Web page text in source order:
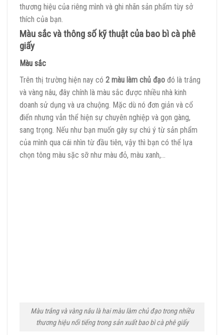
thương hiệu của riêng mình và ghi nhãn sản phẩm tùy sở
thích của bạn.
Màu sắc và thông số kỹ thuật của bao bì cà phê
giấy
Màu sắc
Trên thị trường hiện nay có 2 màu làm chủ đạo đó là trắng
và vàng nâu, đây chính là màu sắc được nhiều nhà kinh
doanh sử dụng và ưa chuộng. Mặc dù nó đơn giản và cổ
điển nhưng vẫn thể hiện sự chuyên nghiệp và gọn gàng,
sang trọng. Nếu như bạn muốn gây sự chú ý từ sản phẩm
của mình qua cái nhìn từ đầu tiên, vậy thì bạn có thể lựa
chọn tông màu sặc sỡ như màu đỏ, màu xanh,…
Màu trắng và vàng nâu là hai màu làm chủ đạo trong nhiều
thương hiệu nổi tiếng trong sản xuất bao bì cà phê giấy